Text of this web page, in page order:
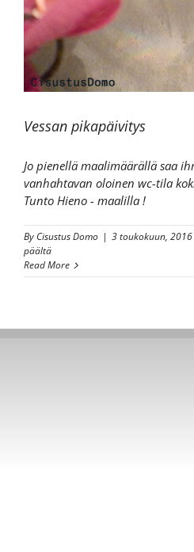
Vessan pikapäivitys
Jo pienellä maalimäärällä saa
vanhahtavan oloinen wc-tila
Tunto Hieno - maalilla !
By Cisustus Domo | 3 toukokuun, 2016
päältäartikkelissa
Vessan
pikapäivitys
Read More